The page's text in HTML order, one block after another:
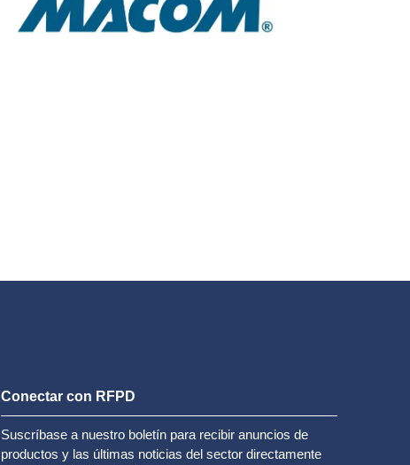
Conectar con RFPD
Suscríbase a nuestro boletín para recibir anuncios de
productos y las últimas noticias del sector directamente